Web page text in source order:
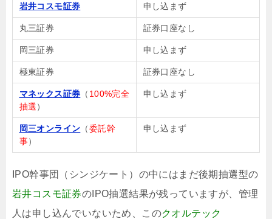
岩井コスモ証券 申し込まず
丸三証券 証券口座なし
岡三証券 申し込まず
極東証券 証券口座なし
マネックス証券 （ 100%完全
抽選）
申し込まず
岡三オンライン （委託幹
事）
申し込まず
IPO幹事団（シンジケート）の中にはまだ後期抽選型の
岩井コスモ証券のIPO抽選結果が残っていますが、管理
人は申し込んでいないため、このクオルテック